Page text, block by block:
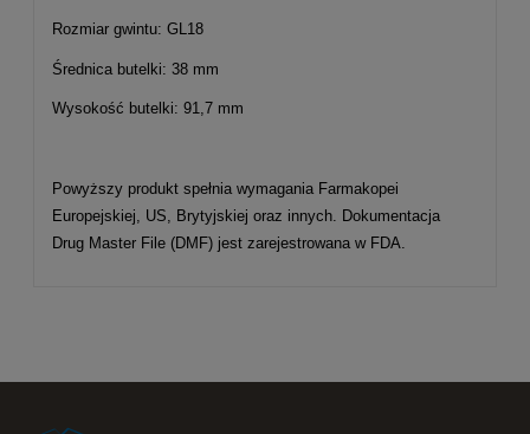
Rozmiar gwintu: GL18
Średnica butelki: 38 mm
Wysokość butelki: 91,7 mm
Powyższy produkt spełnia wymagania Farmakopei
Europejskiej, US, Brytyjskiej oraz innych. Dokumentacja
Drug Master File (DMF) jest zarejestrowana w FDA.